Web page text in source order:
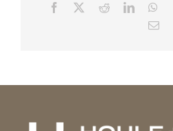
Facebook Reddit